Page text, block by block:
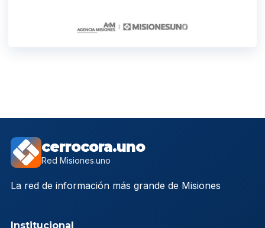
cerrocora.uno
Red Misiones.uno
La red de información más grande de Misiones
Institucional